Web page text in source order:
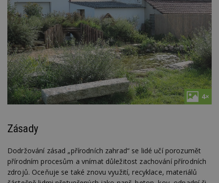
4×
Zásady
Dodržování zásad „přírodních zahrad“ se lidé učí porozumět
přírodním procesům a vnímat důležitost zachování přírodních
zdrojů. Oceňuje se také znovu využití, recyklace, materiálů